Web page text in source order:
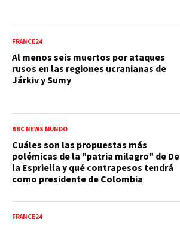
FRANCE24
Al menos seis muertos por ataques
rusos en las regiones ucranianas de
Járkiv y Sumy
BBC NEWS MUNDO
Cuáles son las propuestas más
polémicas de la "patria milagro" de De
la Espriella y qué contrapesos tendrá
como presidente de Colombia
FRANCE24